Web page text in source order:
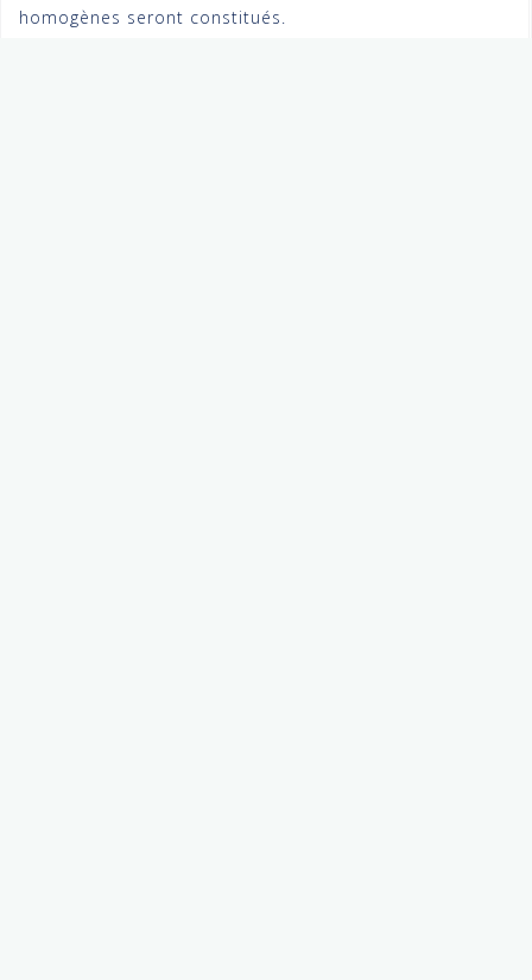
homogènes seront constitués.